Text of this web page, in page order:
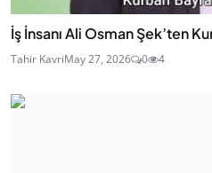
İş İnsanı Ali Osman Şek’ten
Tahir KavriMay 27, 2026 0 4